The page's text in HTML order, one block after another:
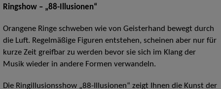
Ringshow – „88-Illusionen“
Orangene Ringe schweben wie von Geisterhand bewegt durch
die Luft. Regelmäßige Figuren entstehen, scheinen aber nur für
kurze Zeit greifbar zu werden bevor sie sich im Klang der
Musik wieder in andere Formen verwandeln.
Die Ringillusionsshow „88-Illusionen“ zeigt Ihnen die Kunst der